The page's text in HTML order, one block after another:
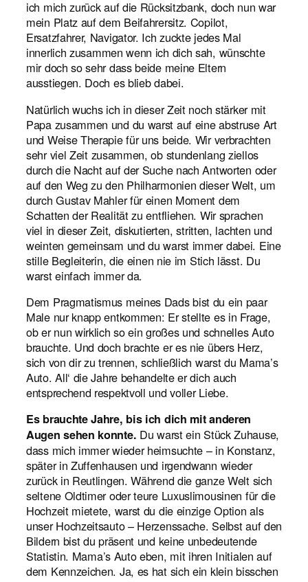
ich mich zurück auf die Rücksitzbank, doch nun war
mein Platz auf dem Beifahrersitz. Copilot,
Ersatzfahrer, Navigator. Ich zuckte jedes Mal
innerlich zusammen wenn ich dich sah, wünschte
mir doch so sehr dass beide meine Eltern
ausstiegen. Doch es blieb dabei.
Natürlich wuchs ich in dieser Zeit noch stärker mit
Papa zusammen und du warst auf eine abstruse Art
und Weise Therapie für uns beide. Wir verbrachten
sehr viel Zeit zusammen, ob stundenlang ziellos
durch die Nacht auf der Suche nach Antworten oder
auf den Weg zu den Philharmonien dieser Welt, um
durch Gustav Mahler für einen Moment dem
Schatten der Realität zu entfliehen. Wir sprachen
viel in dieser Zeit, diskutierten, stritten, lachten und
weinten gemeinsam und du warst immer dabei. Eine
stille Begleiterin, die einen nie im Stich lässt. Du
warst einfach immer da.
Dem Pragmatismus meines Dads bist du ein paar
Male nur knapp entkommen: Er stellte es in Frage,
ob er nun wirklich so ein großes und schnelles Auto
brauchte. Und doch brachte er es nie übers Herz,
sich von dir zu trennen, schließlich warst du Mama’s
Auto. All‘ die Jahre behandelte er dich auch
entsprechend respektvoll und voller Liebe.
Es brauchte Jahre, bis ich dich mit anderen
Augen sehen konnte. Du warst ein Stück Zuhause,
dass mich immer wieder heimsuchte – in Konstanz,
später in Zuffenhausen und irgendwann wieder
zurück in Reutlingen. Während die ganze Welt sich
seltene Oldtimer oder teure Luxuslimousinen für die
Hochzeit mietete, warst du die einzige Option als
unser Hochzeitsauto – Herzenssache. Selbst auf den
Bildern bist du präsent und keine unbedeutende
Statistin. Mama’s Auto eben, mit ihren Initialen auf
dem Kennzeichen. Ja, es hat sich ein klein bisschen